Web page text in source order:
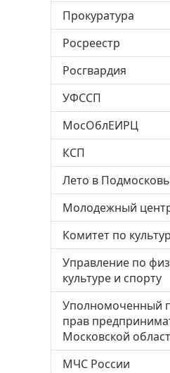
Прокуратура
Росреестр
Росгвардия
УФССП
МосОблЕИРЦ
КСП
Лето в
Молодежный
Комитет по
Управление по
культуре и спорту
Уполномоченный
прав
Московской
МЧС России